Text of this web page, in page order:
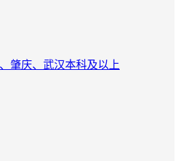
肇庆、武汉本科及以上